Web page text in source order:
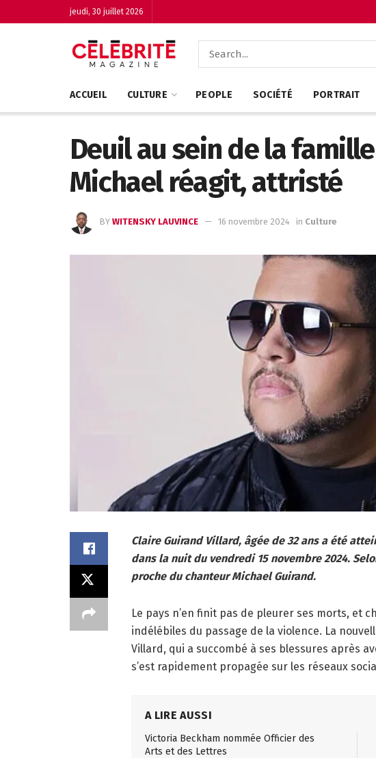
jeudi, 30 juillet 2026
ACCUEIL CULTURE PEOPLE SOCIÉTÉ PORTRAIT
Deuil au sein de la
Michael réagit, attristé
BY WITENSKY LAUVINCE 16 novembre 2024 in Culture
Claire Guirand Villard, âgée de 32 ans a été
dans la nuit du vendredi 15 novembre 2024.
proche du chanteur Michael Guirand.
Le pays n’en finit pas de pleurer ses morts, et
indélébiles du passage de la violence. La
Villard, qui a succombé à ses blessures après
s’est rapidement propagée sur les réseaux
A LIRE AUSSI
Victoria Beckham nommée Officier des
Arts et des Lettres